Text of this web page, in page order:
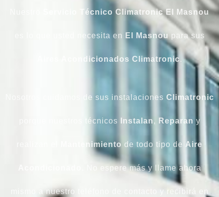
Servicio Técnico Climatronic El Masnou
es lo que usted necesita en El Masnoupara sus
Aires Acondicionados Climatronic.
Nosotros cuidamos de sus instalaciones Climatronic
porque nuestros técnicos Instalan, Reparan y
Mantenimiento de todo tipo de Aire
No espere más y llame ahora
mismo a nuestro teléfono de contacto y recibirá en